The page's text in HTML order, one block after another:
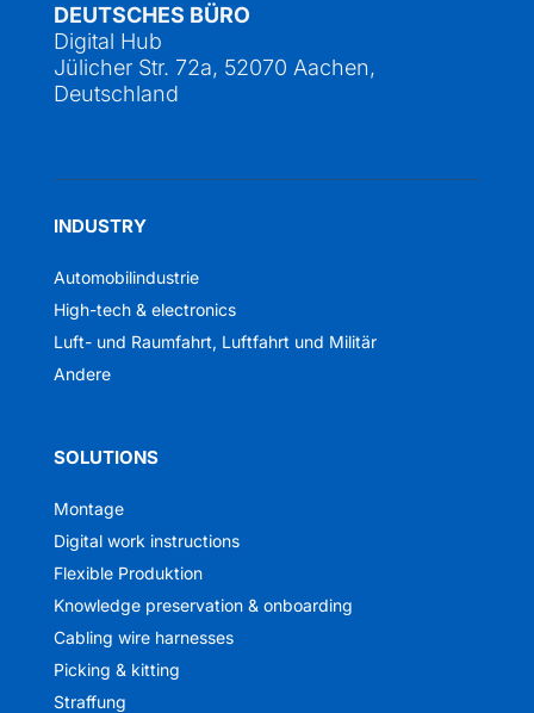
DEUTSCHES BÜRO
Digital Hub
Jülicher Str. 72a, 52070 Aachen,
Deutschland
INDUSTRY
Automobilindustrie
High-tech & electronics
Luft- und Raumfahrt, Luftfahrt und Militär
Andere
SOLUTIONS
Montage
Digital work instructions
Flexible Produktion
Knowledge preservation & onboarding
Cabling wire harnesses
Picking & kitting
Straffung